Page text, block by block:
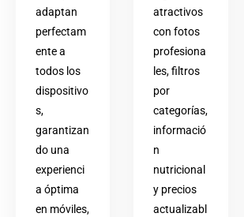
adaptan
perfectam
ente a
todos los
dispositivo
s,
garantizan
do una
experienci
a óptima
en móviles,
atractivos
con fotos
profesiona
les, filtros
por
categorías,
informació
n
nutricional
y precios
actualizabl